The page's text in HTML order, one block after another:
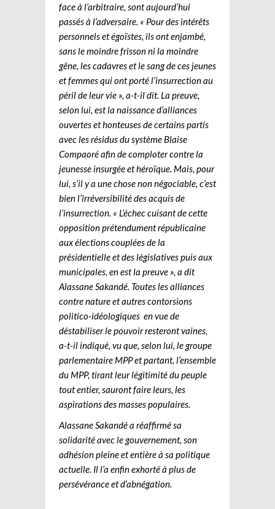
face à l’arbitraire, sont aujourd’hui
passés à l’adversaire. « Pour des intérêts
personnels et égoïstes, ils ont enjambé,
sans le moindre frisson ni la moindre
gêne, les cadavres et le sang de ces jeunes
et femmes qui ont porté l’insurrection au
péril de leur vie », a-t-il dit. La preuve,
selon lui, est la naissance d’alliances
ouvertes et honteuses de certains partis
avec les résidus du système Blaise
Compaoré afin de comploter contre la
jeunesse insurgée et héroïque. Mais, pour
lui, s’il y a une chose non négociable, c’est
bien l’irréversibilité des acquis de
l’insurrection. « L’échec cuisant de cette
opposition prétendument républicaine
aux élections couplées de la
présidentielle et des législatives puis aux
municipales, en est la preuve », a dit
Alassane Sakandé. Toutes les alliances
contre nature et autres contorsions
politico-idéologiques en vue de
déstabiliser le pouvoir resteront vaines,
a-t-il indiqué, vu que, selon lui, le groupe
parlementaire MPP et partant, l’ensemble
du MPP, tirant leur légitimité du peuple
tout entier, sauront faire leurs, les
aspirations des masses populaires.
Alassane Sakandé a réaffirmé sa
solidarité avec le gouvernement, son
adhésion pleine et entière à sa politique
actuelle. Il l’a enfin exhorté à plus de
persévérance et d’abnégation.